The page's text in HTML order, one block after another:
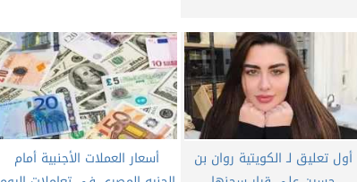
أول تعليق لـ الكويتية روان بن
أسعار العملات الأجنبية أمام